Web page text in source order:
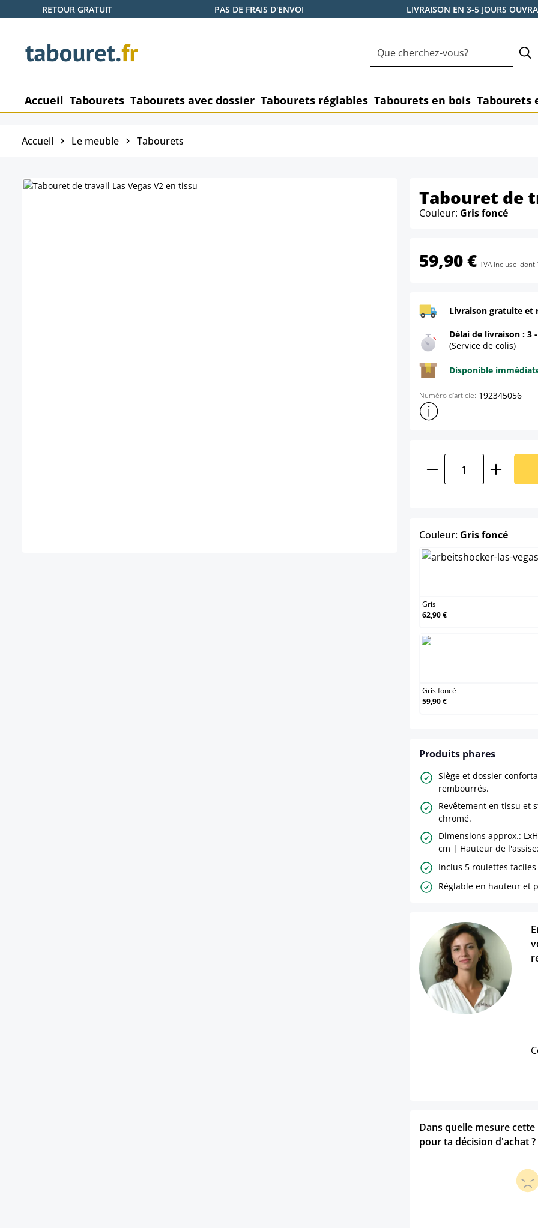
au contenu principal
Passer à la recherche
Passer à la navigation principale
RETOUR GRATUIT PAS DE FRAIS D'ENVOI LIVRAISON EN 3-5 JOURS
Accueil Tabourets Tabourets avec dossier Tabourets réglables Tabourets en bois Tabourets
Accueil Le meuble Tabourets
Tabouret de
Couleur: Gris foncé
59,90 € TVA incluse dont
Livraison gratuite et
Délai de livraison : 3
(Service de colis)
Disponible
Numéro d'article: 192345056
Afficher plus d'informations
Quantité de
Couleur: Gris foncéselect
Gris
62,90 €
Gris foncé
59,90 €
Produits phares
Siège et dossier
rembourrés.
Revêtement en tissu et
chromé.
Dimensions approx.:
cm | Hauteur de
Inclus 5 roulettes
Réglable en hauteur et
Dans quelle mesure
pour ta décision d'achat ?